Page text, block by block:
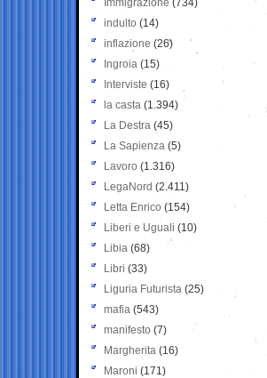
Immigrazione (734)
indulto (14)
inflazione (26)
Ingroia (15)
Interviste (16)
la casta (1.394)
La Destra (45)
La Sapienza (5)
Lavoro (1.316)
LegaNord (2.411)
Letta Enrico (154)
Liberi e Uguali (10)
Libia (68)
Libri (33)
Liguria Futurista (25)
mafia (543)
manifesto (7)
Margherita (16)
Maroni (171)